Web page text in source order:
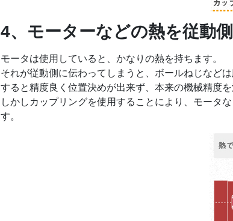
4、モーターなどの熱を従動
モータは使用していると、かなりの熱を持ちます。
それが従動側に伝わってしまうと、ボールねじなど
すると精度良く位置決めが出来ず、本来の機械精度を
しかしカップリングを使用することにより、モータ
す。